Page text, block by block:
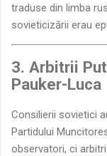
traduse din limba
sovieticizării erau
3. Arbitrii
Pauker-Luca
Consilierii sovietici
Partidului
observatori, ci